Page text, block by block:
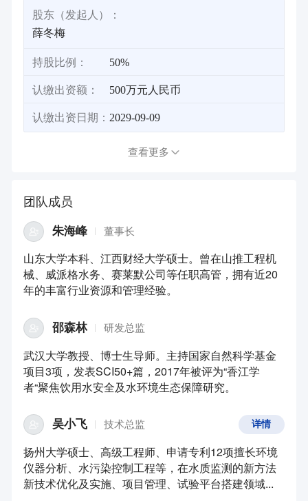
股东（发起人）：
薛冬梅
持股比例： 50%
认缴出资额： 500万元人民币
认缴出资日期： 2029-09-09
查看更多
团队成员
朱海峰 董事长
山东大学本科、江西财经大学硕士。曾在山推工程机
械、威派格水务、赛莱默公司等任职高管，拥有近20
年的丰富行业资源和管理经验。
邵森林 研发总监
武汉大学教授、博士生导师。主持国家自然科学基金
项目3项，发表SCI50+篇，2017年被评为“香江学
者“聚焦饮用水安全及水环境生态保障研究。
吴小飞 技术总监
扬州大学硕士、高级工程师、申请专利12项擅长环境
仪器分析、水污染控制工程等，在水质监测的新方法
新技术优化及实施、项目管理、试验平台搭建领域...
详情